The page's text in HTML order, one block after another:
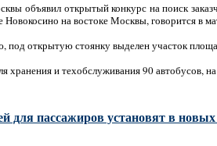
объявил открытый конкурс на поиск
Новокосино на востоке Москвы, говорится в
под открытую стоянку выделен участок
хранения и техобслуживания 90 автобусов,
для пассажиров установят в